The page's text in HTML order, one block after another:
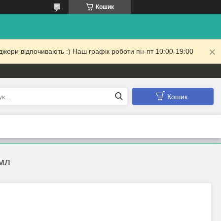
Кошик
відпочивають :) Наш графік роботи пн-пт 10:00-19:00
Кошик